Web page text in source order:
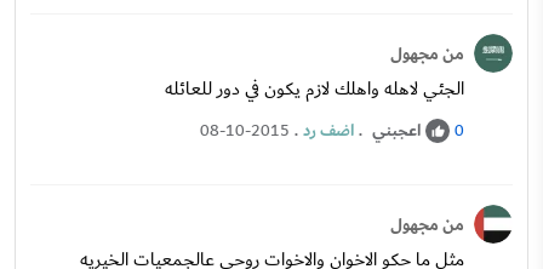
من مجهول
الجئي لاهله واهلك لازم يكون في دور للعائله
0 اعجبني .اضف رد.
08-10-2015
من مجهول
مثل ما حكو الاخوان والاخوات روحي عالجمعيات الخيريه